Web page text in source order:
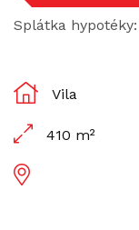
Splátka
Vila
410 m²